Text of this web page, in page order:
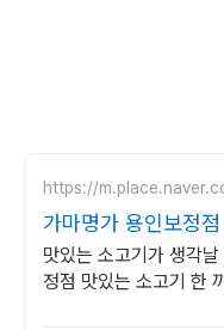
https://
가마명가 용인보정
동 맛집
맛있는 소고기가 생각
정점 맛있는 소고기 한 끼